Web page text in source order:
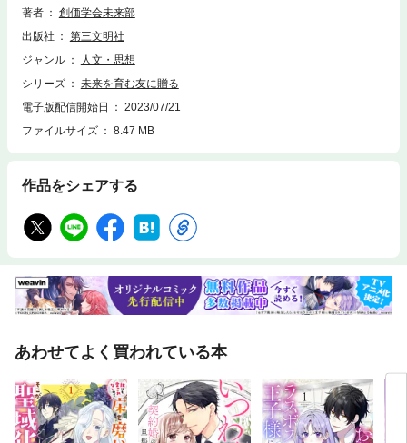
人へのアドバイス。
著者
創価学会未来部
出版社
第三文明社
ジャンル
人文・思想
シリーズ
未来を育む友に贈る
電子版配信開始日
2023/07/21
ファイルサイズ
8.47 MB
作品をシェアする
あわせてよく買われている本